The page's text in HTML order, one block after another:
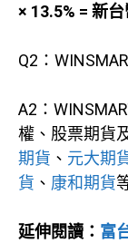
× 13.5% = 新
Q2：
A2：
權、股票期貨
期貨 、 元大期
貨 、 康和期貨
延伸閱讀： 富